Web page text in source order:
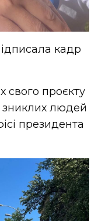
кадр
свого проєкту
людей
президента